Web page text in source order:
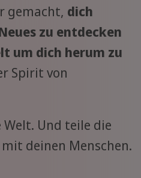
gemacht, dich
zu entdecken
um dich herum zu
Spirit von
Und teile die
deinen Menschen.